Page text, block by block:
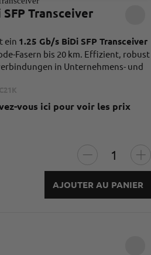
SFP Transceiver
ein 1.25 Gb/s BiDi SFP Transceiver
Fasern bis 20 km. Effizient, robust
in Unternehmens- und
vous ici pour voir les prix
AJOUTER AU PANIER